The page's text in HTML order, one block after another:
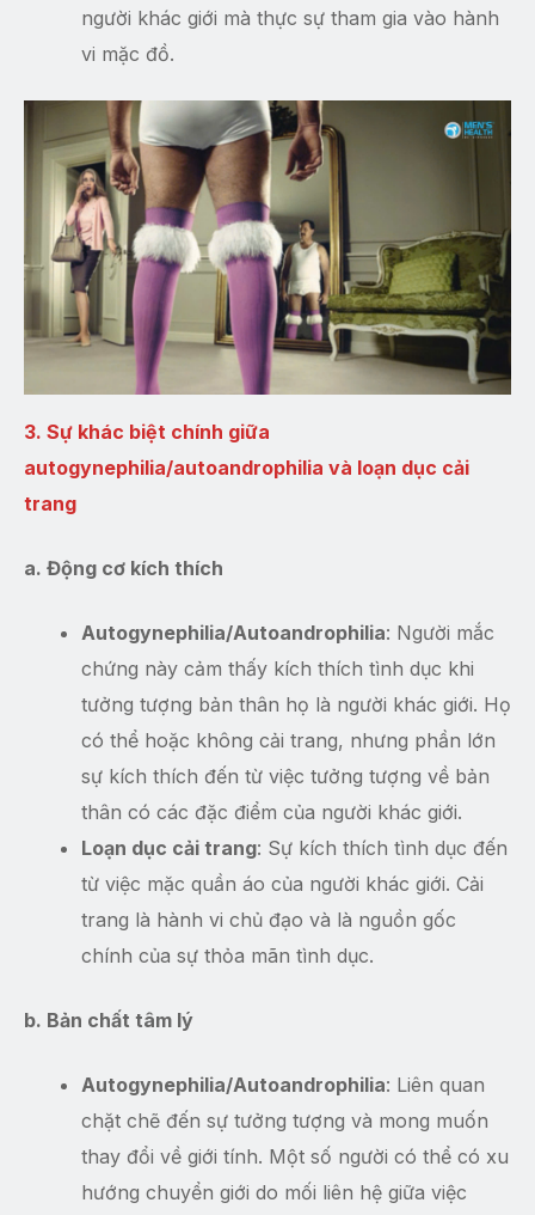
người khác giới mà thực sự tham gia vào hành
vi mặc đồ.
3. Sự khác biệt chính giữa
autogynephilia/autoandrophilia và loạn dục cải
trang
a. Động cơ kích thích
Autogynephilia/Autoandrophilia: Người mắc
chứng này cảm thấy kích thích tình dục khi
tưởng tượng bản thân họ là người khác giới. Họ
có thể hoặc không cải trang, nhưng phần lớn
sự kích thích đến từ việc tưởng tượng về bản
thân có các đặc điểm của người khác giới.
Loạn dục cải trang: Sự kích thích tình dục đến
từ việc mặc quần áo của người khác giới. Cải
trang là hành vi chủ đạo và là nguồn gốc
chính của sự thỏa mãn tình dục.
b. Bản chất tâm lý
Autogynephilia/Autoandrophilia: Liên quan
chặt chẽ đến sự tưởng tượng và mong muốn
thay đổi về giới tính. Một số người có thể có xu
hướng chuyển giới do mối liên hệ giữa việc